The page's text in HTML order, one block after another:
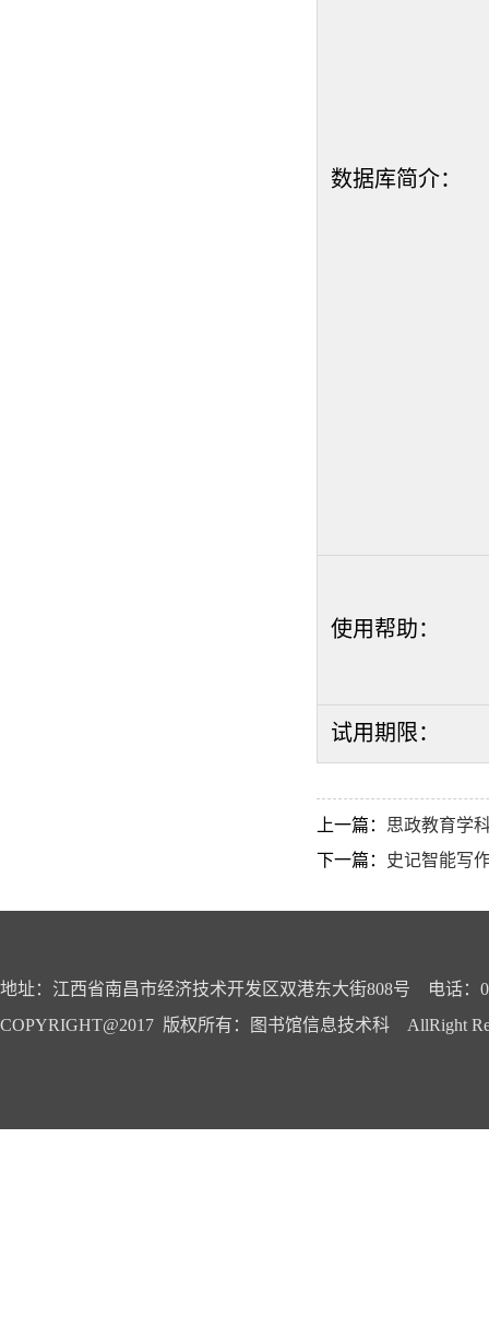
数据库简介：
使用帮助：
试用期限：
上一篇： 思政教育学
下一篇：
史记智能写
地址：江西省南昌市经济技术开发区双港东大街808号 电话：
COPYRIGHT@2017 版权所有：图书馆信息技术科 AllRight